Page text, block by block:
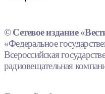
© Сетевое издание
«Федеральное
Всероссийская
радиовещательная